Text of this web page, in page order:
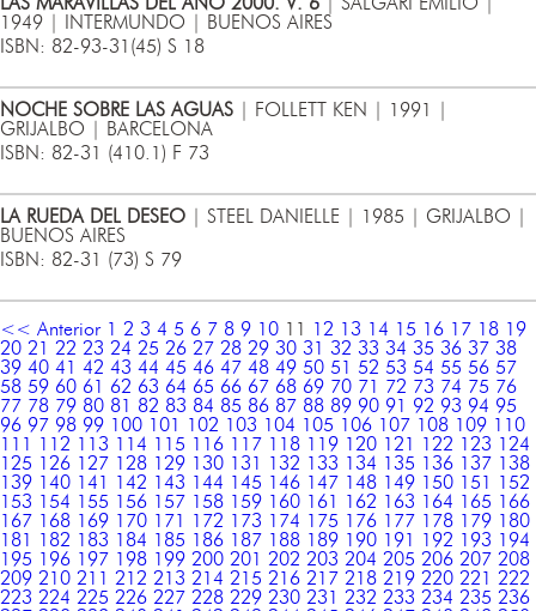
1949 | INTERMUNDO | BUENOS AIRES
ISBN: 82-93-31(45) S 18
NOCHE SOBRE LAS AGUAS | FOLLETT KEN | 1991 |
GRIJALBO | BARCELONA
ISBN: 82-31 (410.1) F 73
LA RUEDA DEL DESEO | STEEL DANIELLE | 1985 | GRIJALBO |
BUENOS AIRES
ISBN: 82-31 (73) S 79
<< Anterior 1 2 3 4 5 6 7 8 9 10 11 12 13 14 15 16 17 18 19
20 21 22 23 24 25 26 27 28 29 30 31 32 33 34 35 36 37 38
39 40 41 42 43 44 45 46 47 48 49 50 51 52 53 54 55 56 57
58 59 60 61 62 63 64 65 66 67 68 69 70 71 72 73 74 75 76
77 78 79 80 81 82 83 84 85 86 87 88 89 90 91 92 93 94 95
96 97 98 99 100 101 102 103 104 105 106 107 108 109 110
111
112 113 114 115 116 117 118 119 120 121 122 123 124
125 126 127 128 129 130 131 132 133 134 135 136 137 138
139 140 141 142 143 144 145 146 147 148 149 150 151
152
153 154 155 156 157 158 159 160 161 162 163 164 165 166
167 168 169 170 171 172 173 174 175 176 177 178 179 180
181
182 183 184 185 186 187 188 189 190 191 192 193 194
195 196 197 198 199 200 201 202 203 204 205 206 207 208
209 210 211 212 213 214 215 216 217 218 219 220 221 222
223 224 225 226 227 228 229 230 231 232 233 234 235 236